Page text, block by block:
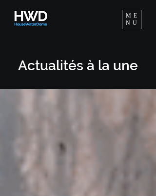
ME
NU
Actualités à la une